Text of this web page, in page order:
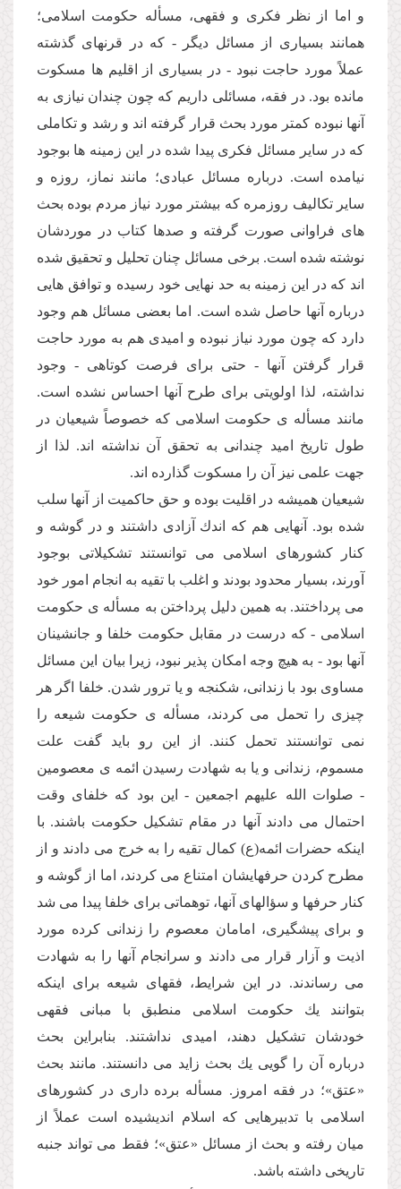
و اما از نظر فكرى و فقهى، مسأله حكومت اسلامى؛
همانند بسیارى از مسائل دیگر - كه در قرنهاى گذشته
عملاً مورد حاجت نبود - در بسیارى از اقلیم ها مسكوت
مانده بود. در فقه، مسائلى داریم كه چون چندان نیازى به
آنها نبوده كمتر مورد بحث قرار گرفته اند و رشد و تكاملى
كه در سایر مسائل فكرى پیدا شده در این زمینه ها بوجود
نیامده است. درباره مسائل عبادى؛ مانند نماز، روزه و
سایر تكالیف روزمره كه بیشتر مورد نیاز مردم بوده بحث
هاى فراوانى صورت گرفته و صدها كتاب در موردشان
نوشته شده است. برخى مسائل چنان تحلیل و تحقیق شده
اند كه در این زمینه به حد نهایى خود رسیده و توافق هایى
درباره آنها حاصل شده است. اما بعضى مسائل هم وجود
دارد كه چون مورد نیاز نبوده و امیدى هم به مورد حاجت
قرار گرفتن آنها - حتى براى فرصت كوتاهى - وجود
نداشته، لذا اولویتى براى طرح آنها احساس نشده است.
مانند مسأله ى حكومت اسلامى كه خصوصاً شیعیان در
طول تاریخ امید چندانى به تحقق آن نداشته اند. لذا از
جهت علمى نیز آن را مسكوت گذارده اند.
شیعیان همیشه در اقلیت بوده و حق حاكمیت از آنها سلب
شده بود. آنهایى هم كه اندك آزادى داشتند و در گوشه و
كنار كشورهاى اسلامى مى توانستند تشكیلاتى بوجود
آورند، بسیار محدود بودند و اغلب با تقیه به انجام امور خود
مى پرداختند. به همین دلیل پرداختن به مسأله ى حكومت
اسلامى - كه درست در مقابل حكومت خلفا و جانشینان
آنها بود - به هیچ وجه امكان پذیر نبود، زیرا بیان این مسائل
مساوى بود با زندانى، شكنجه و یا ترور شدن. خلفا اگر هر
چیزى را تحمل مى كردند، مسأله ى حكومت شیعه را
نمى توانستند تحمل كنند. از این رو باید گفت علت
مسموم، زندانى و یا به شهادت رسیدن ائمه ى معصومین
- صلوات الله علیهم اجمعین - این بود كه خلفاى وقت
احتمال مى دادند آنها در مقام تشكیل حكومت باشند. با
اینكه حضرات ائمه(ع) كمال تقیه را به خرج مى دادند و از
مطرح كردن حرفهایشان امتناع مى كردند، اما از گوشه و
كنار حرفها و سؤالهاى آنها، توهماتى براى خلفا پیدا مى شد
و براى پیشگیرى، امامان معصوم را زندانى كرده مورد
اذیت و آزار قرار مى دادند و سرانجام آنها را به شهادت
مى رساندند. در این شرایط، فقهاى شیعه براى اینكه
بتوانند یك حكومت اسلامى منطبق با مبانى فقهى
خودشان تشكیل دهند، امیدى نداشتند. بنابراین بحث
درباره آن را گویى یك بحث زاید مى دانستند. مانند بحث
«عتق»؛ در فقه امروز. مسأله برده دارى در كشورهاى
اسلامى با تدبیرهایى كه اسلام اندیشیده است عملاً از
میان رفته و بحث از مسائل «عتق»؛ فقط مى تواند جنبه
تاریخى داشته باشد.